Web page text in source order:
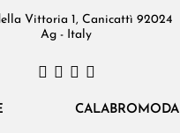
Vittoria 1, Canicattì 92024
Ag - Italy
CALABROMODA